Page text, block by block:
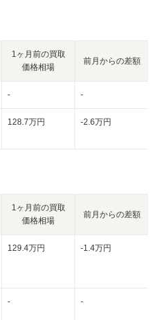
1ヶ月前の買取
価格相場
前月からの差額
- -
128.7万円 -2.6万円
1ヶ月前の買取
価格相場
前月からの差額
129.4万円 -1.4万円
- -